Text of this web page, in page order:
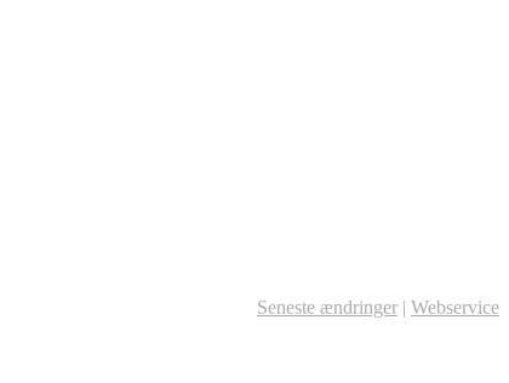
Seneste ændringer | Webservice